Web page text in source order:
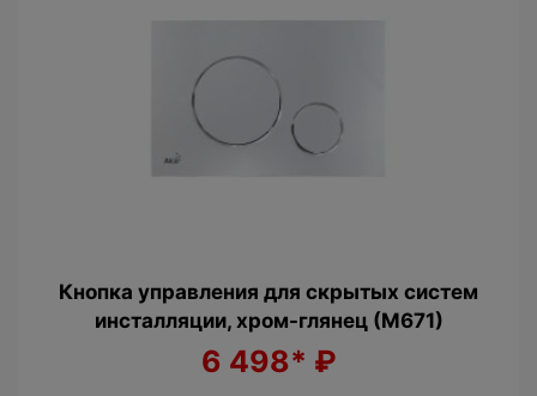
Кнопка управления для скрытых систем
инсталляции, xром-глянец (М671)
6 498* ₽